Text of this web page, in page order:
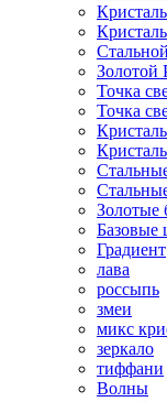
Золотой
Точка
Точка
Золотые
Базовые
Градиент
лава
россыпь
змеи
микс
зеркало
тиффани
Волны